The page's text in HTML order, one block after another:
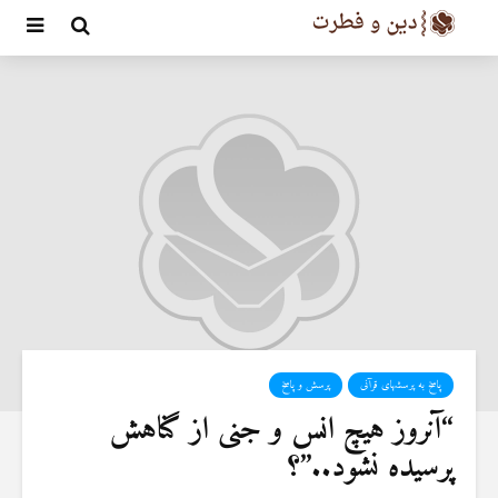
پاسخ به پرسشهای قرآنی پرسش و پاسخ
“آنروز هيچ انس و جنى از گناهش
پرسيده نشود..”؟